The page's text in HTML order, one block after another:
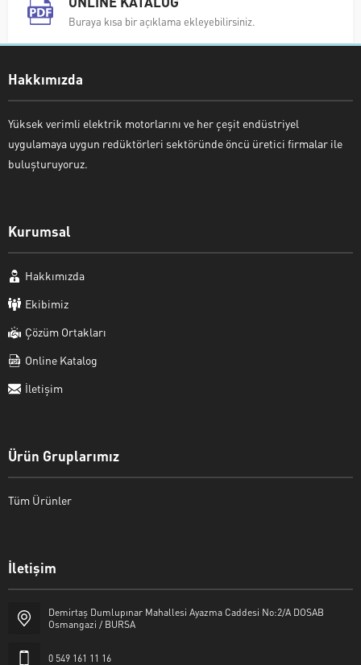
Buraya kısa bir açıklama ekleyebilirsiniz.
Hakkımızda
Yüksek verimli elektrik motorlarını ve her çeşit endüstriyel
uygulamaya uygun redüktörleri sektöründe öncü üretici firmalar ile
buluşturuyoruz.
Kurumsal
Hakkımızda
Ekibimiz
Çözüm Ortakları
Online Katalog
İletişim
Ürün Gruplarımız
Tüm Ürünler
İletişim
Demirtaş Dumlupınar Mahallesi Ayazma Caddesi No:2/A DOSAB
Osmangazi / BURSA
0 549 161 11 16